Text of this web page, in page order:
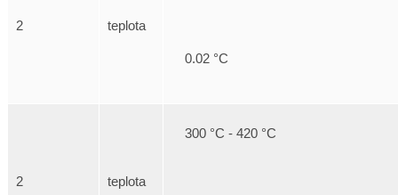
2 teplota
0.02 °C
2 teplota
300 °C - 420 °C